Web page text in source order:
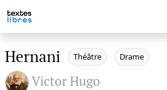
Hernani Théâtre Drame
Victor Hugo